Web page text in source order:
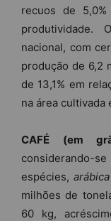
recuos de
produtividade.
nacional, com
produção de 6,2
de 13,1% em
na área cultivada
CAFÉ (em
espécies,arábica
milhões de
60 kg,